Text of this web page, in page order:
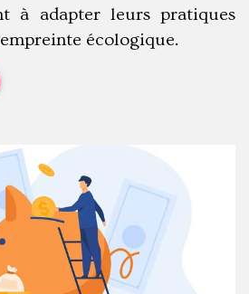
à adapter leurs pratiques
écologique.